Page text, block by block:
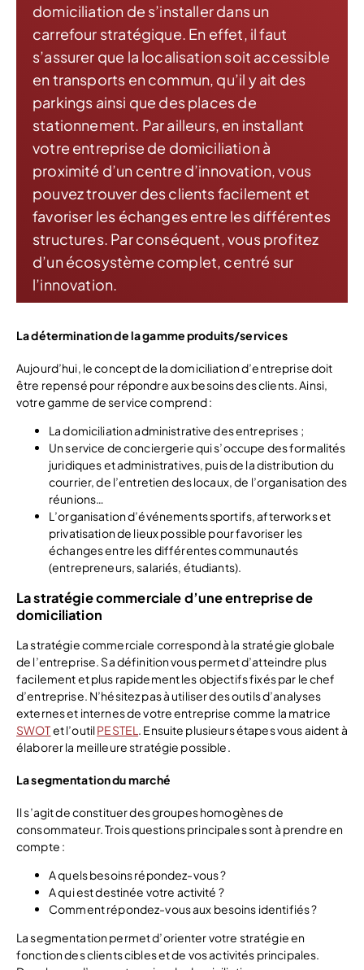
domiciliation de s’installer dans un
carrefour stratégique. En effet, il faut
s’assurer que la localisation soit accessible
en transports en commun, qu’il y ait des
parkings ainsi que des places de
stationnement. Par ailleurs, en installant
votre entreprise de domiciliation à
proximité d’un centre d’innovation, vous
pouvez trouver des clients facilement et
favoriser les échanges entre les différentes
structures. Par conséquent, vous profitez
d’un écosystème complet, centré sur
l’innovation.
La détermination de la gamme produits/services
Aujourd’hui, le concept de la domiciliation d’entreprise doit
être repensé pour répondre aux besoins des clients. Ainsi,
votre gamme de service comprend :
La domiciliation administrative des entreprises ;
Un service de conciergerie qui s’occupe des formalités
juridiques et administratives, puis de la distribution du
courrier, de l’entretien des locaux, de l’organisation des
réunions…
L’organisation d’événements sportifs, afterworks et
privatisation de lieux possible pour favoriser les
échanges entre les différentes communautés
(entrepreneurs, salariés, étudiants).
La stratégie commerciale d’une entreprise de
domiciliation
La stratégie commerciale correspond à la stratégie globale
de l’entreprise. Sa définition vous permet d’atteindre plus
facilement et plus rapidement les objectifs fixés par le chef
d’entreprise. N’hésitez pas à utiliser des outils d’analyses
externes et internes de votre entreprise comme la matrice
SWOTet l’outilPESTEL . Ensuite plusieurs étapes vous aident à
élaborer la meilleure stratégie possible.
La segmentation du marché
Il s’agit de constituer des groupes homogènes de
consommateur. Trois questions principales sont à prendre en
compte :
A quels besoins répondez-vous ?
A qui est destinée votre activité ?
Comment répondez-vous aux besoins identifiés ?
La segmentation permet d’orienter votre stratégie en
fonction des clients cibles et de vos activités principales.